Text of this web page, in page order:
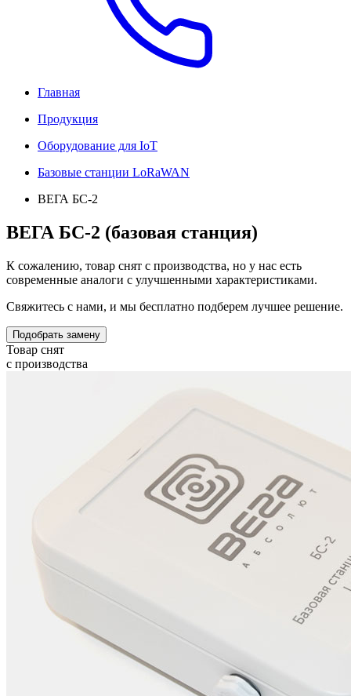
Главная
Продукция
Оборудование для IoT
Базовые станции LoRaWAN
ВЕГА БС-2
ВЕГА БС-2 (базовая станция)
К сожалению, товар снят с производства, но у нас есть
современные аналоги с улучшенными характеристиками.
Свяжитесь с нами, и мы бесплатно подберем лучшее решение.
Подобрать замену
Товар снят
с производства